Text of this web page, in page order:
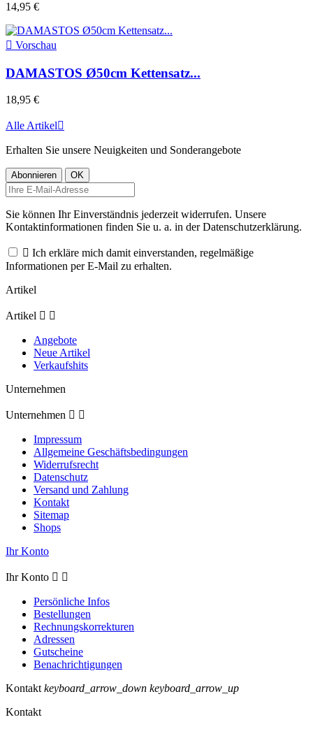
14,95 €
 Vorschau
DAMASTOS Ø50cm Kettensatz...
18,95 €
Alle Artikel
Erhalten Sie unsere Neuigkeiten und Sonderangebote
Sie können Ihr Einverständnis jederzeit widerrufen. Unsere
Kontaktinformationen finden Sie u. a. in der Datenschutzerklärung.
 Ich erkläre mich damit einverstanden, regelmäßige
Informationen per E-Mail zu erhalten.
Artikel
Artikel  
Angebote
Neue Artikel
Verkaufshits
Unternehmen
Unternehmen  
Impressum
Allgemeine Geschäftsbedingungen
Widerrufsrecht
Datenschutz
Versand und Zahlung
Kontakt
Sitemap
Shops
Ihr Konto
Ihr Konto  
Persönliche Infos
Bestellungen
Rechnungskorrekturen
Adressen
Gutscheine
Benachrichtigungen
Kontakt keyboard_arrow_down keyboard_arrow_up
Kontakt